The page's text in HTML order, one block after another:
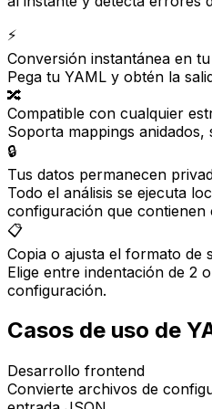
⚡
Conversión instantánea en
Pega tu YAML y obtén la
🔀
Compatible con cualquier
Soporta mappings
🔒
Tus datos permanecen
Todo el análisis se ejecuta
configuración que contienen
📋
Copia o ajusta el formato de
Elige entre indentación de 2
configuración.
Casos de uso de
Desarrollo frontend
Convierte archivos de